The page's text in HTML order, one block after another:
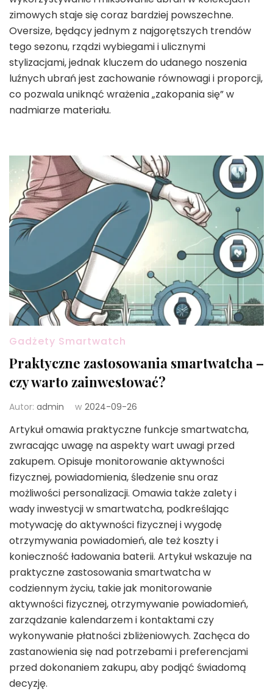
zimowych staje się coraz bardziej powszechne.
Oversize, będący jednym z najgorętszych trendów
tego sezonu, rządzi wybiegami i ulicznymi
stylizacjami, jednak kluczem do udanego noszenia
luźnych ubrań jest zachowanie równowagi i proporcji,
co pozwala uniknąć wrażenia „zakopania się” w
nadmiarze materiału.
Gadżety Smartwatch
Praktyczne zastosowania smartwatcha –
czy warto zainwestować?
Autor: admin w 2024-09-26
Artykuł omawia praktyczne funkcje smartwatcha,
zwracając uwagę na aspekty wart uwagi przed
zakupem. Opisuje monitorowanie aktywności
fizycznej, powiadomienia, śledzenie snu oraz
możliwości personalizacji. Omawia także zalety i
wady inwestycji w smartwatcha, podkreślając
motywację do aktywności fizycznej i wygodę
otrzymywania powiadomień, ale też koszty i
konieczność ładowania baterii. Artykuł wskazuje na
praktyczne zastosowania smartwatcha w
codziennym życiu, takie jak monitorowanie
aktywności fizycznej, otrzymywanie powiadomień,
zarządzanie kalendarzem i kontaktami czy
wykonywanie płatności zbliżeniowych. Zachęca do
zastanowienia się nad potrzebami i preferencjami
przed dokonaniem zakupu, aby podjąć świadomą
decyzję.